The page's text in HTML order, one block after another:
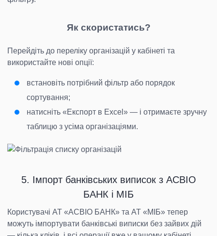
Як скористатись?
Перейдіть до переліку організацій у кабінеті та
використайте нові опції:
встановіть потрібний фільтр або порядок
сортування;
натисніть «Експорт в Excel» — і отримаєте зручну
таблицю з усіма організаціями.
5. Імпорт банківських виписок з АСВІО
БАНК і МІБ
Користувачі АТ «АСВІО БАНК» та АТ «МІБ» тепер
можуть імпортувати банківські виписки без зайвих дій